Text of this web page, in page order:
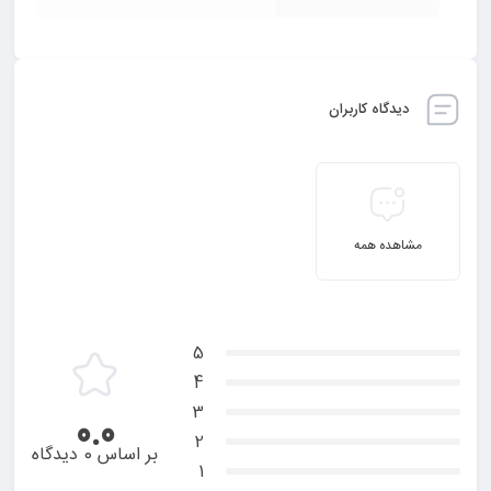
پراید 141 و هاچبک
خریداران بتوانند به راحتی آن را تهیه کنند. با توجه به عملکرد
بالای این قفل و دوام طولانی‌مدت آن، خرید قفل صندلی
یک سرمایه‌گذاری هوشمندانه برای حفظ امنیت خودرو
دیدگاه کاربران
مشاهده همه
5
4
3
2
1
0.0بر اساس 0 دیدگاه